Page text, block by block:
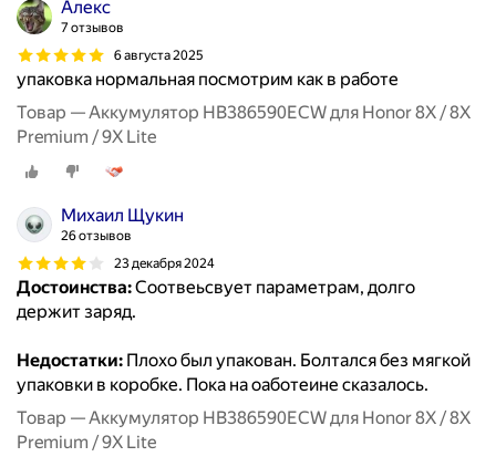
Алекс
7 отзывов
6 августа 2025
упаковка нормальная посмотрим как в работе
Товар — Аккумулятор HB386590ECW для Honor 8X / 8X
Premium / 9X Lite
Михаил Щукин
26 отзывов
23 декабря 2024
Достоинства:Соотвеьсвует параметрам, долго
держит заряд.
Недостатки: Плохо был упакован. Болтался без мягкой
упаковки в коробке. Пока на оаботеине сказалось.
Товар — Аккумулятор HB386590ECW для Honor 8X / 8X
Premium / 9X Lite